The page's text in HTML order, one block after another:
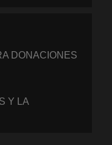
DONACIONES
Y LA